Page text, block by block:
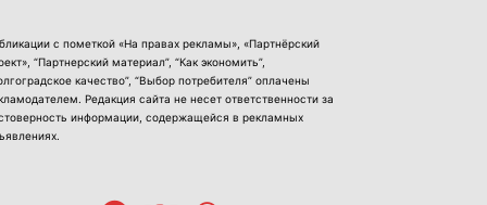
с пометкой «На правах рекламы», «Партнёрский
“Партнерский материал”, “Как экономить”,
качество”, “Выбор потребителя” оплачены
Редакция сайта не несет ответственности за
информации, содержащейся в рекламных